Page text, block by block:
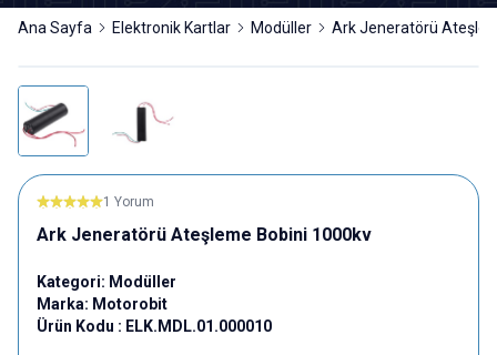
Ana Sayfa Elektronik Kartlar Modüller Ark Jeneratörü
1 Yorum
Ark Jeneratörü Ateşleme Bobini 1000kv
Kategori: Modüller
Marka: Motorobit
Ürün Kodu : ELK.MDL.01.000010